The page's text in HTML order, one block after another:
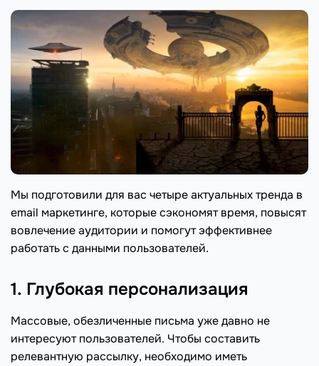
Мы подготовили для вас четыре актуальных тренда в
email маркетинге, которые сэкономят время, повысят
вовлечение аудитории и помогут эффективнее
работать с данными пользователей.
1. Глубокая персонализация
Массовые, обезличенные письма уже давно не
интересуют пользователей. Чтобы составить
релевантную рассылку, необходимо иметь